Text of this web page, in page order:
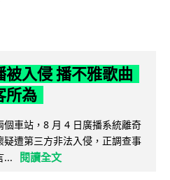
被入侵 播不雅歌曲
所為
個車站，8 月 4 日廣播系統離奇
遭第三方非法入侵，正調查事
...
閱讀全文